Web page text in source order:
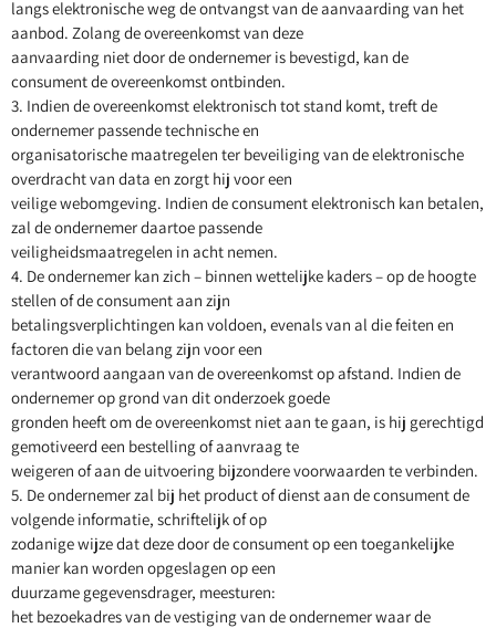
langs elektronische weg de ontvangst van de aanvaarding van het
aanbod. Zolang de overeenkomst van deze
aanvaarding niet door de ondernemer is bevestigd, kan de
consument de overeenkomst ontbinden.
3. Indien de overeenkomst elektronisch tot stand komt, treft de
ondernemer passende technische en
organisatorische maatregelen ter beveiliging van de elektronische
overdracht van data en zorgt hij voor een
veilige webomgeving. Indien de consument elektronisch kan betalen,
zal de ondernemer daartoe passende
veiligheidsmaatregelen in acht nemen.
4. De ondernemer kan zich – binnen wettelijke kaders – op de hoogte
stellen of de consument aan zijn
betalingsverplichtingen kan voldoen, evenals van al die feiten en
factoren die van belang zijn voor een
verantwoord aangaan van de overeenkomst op afstand. Indien de
ondernemer op grond van dit onderzoek goede
gronden heeft om de overeenkomst niet aan te gaan, is hij gerechtigd
gemotiveerd een bestelling of aanvraag te
weigeren of aan de uitvoering bijzondere voorwaarden te verbinden.
5. De ondernemer zal bij het product of dienst aan de consument de
volgende informatie, schriftelijk of op
zodanige wijze dat deze door de consument op een toegankelijke
manier kan worden opgeslagen op een
duurzame gegevensdrager, meesturen:
het bezoekadres van de vestiging van de ondernemer waar de